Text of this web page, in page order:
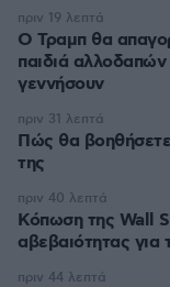
Ο Τραμπ θα
παιδιά
γεννήσουν
πριν 19 λεπτά
Πώς θα βοηθήσετε
της
πριν 31 λεπτά
Κόπωση της Wall
αβεβαιότητας για
πριν 40 λεπτά
πριν 44 λεπτά